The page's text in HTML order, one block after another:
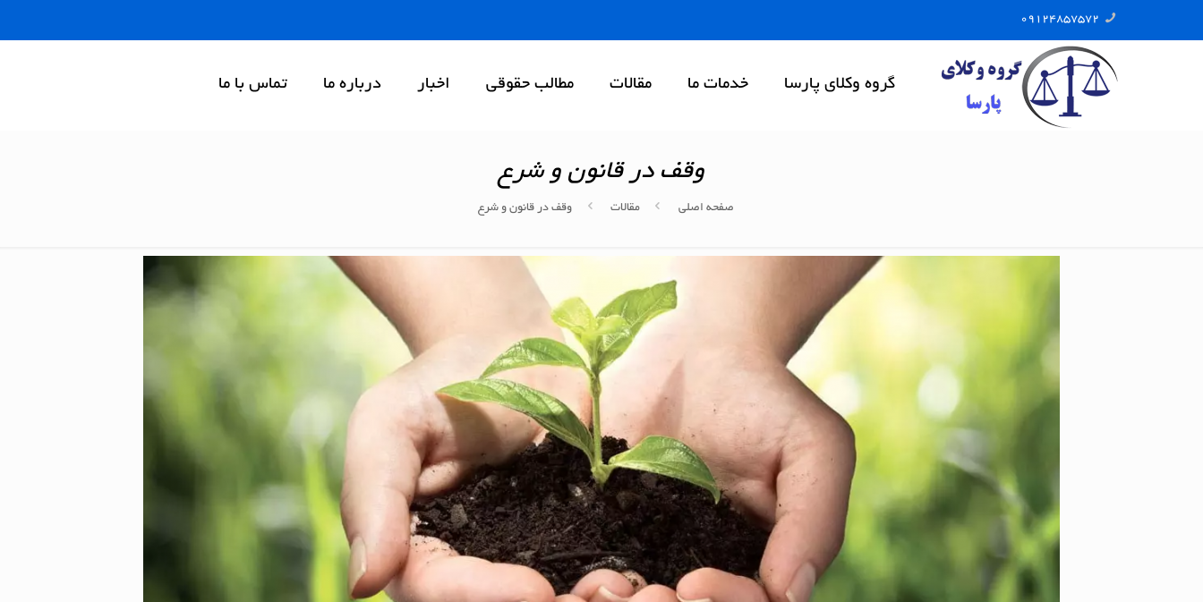
09124857572
گروه وکلای پارسا خدمات ما مقالات مطالب حقوقی اخبار درباره ما تماس با ما
وقف در قانون و شرع
صفحه اصلی مقالات وقف در قانون و شرع